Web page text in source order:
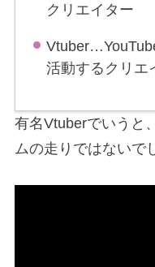
クリエイター
活動するクリエ
有名Vtuberでいうと
ムの走りではないで